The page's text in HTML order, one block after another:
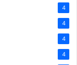
4
4
4
4